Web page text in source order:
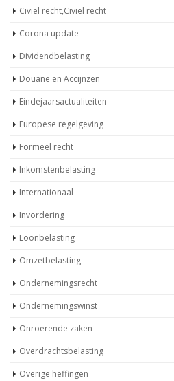
Civiel recht,Civiel recht
Corona update
Dividendbelasting
Douane en Accijnzen
Eindejaarsactualiteiten
Europese regelgeving
Formeel recht
Inkomstenbelasting
Internationaal
Invordering
Loonbelasting
Omzetbelasting
Ondernemingsrecht
Ondernemingswinst
Onroerende zaken
Overdrachtsbelasting
Overige heffingen